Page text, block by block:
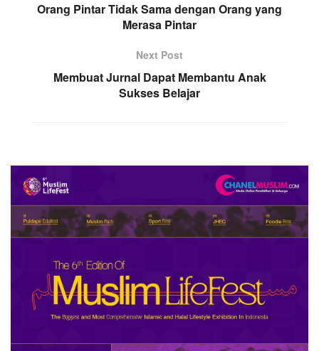
Orang Pintar Tidak Sama dengan Orang yang
Merasa Pintar
Next Post
Membuat Jurnal Dapat Membantu Anak
Sukses Belajar